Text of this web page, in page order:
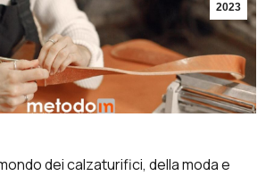
2023
dei calzaturifici, della moda e